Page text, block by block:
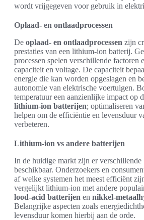
wordt vrijgegeven voor gebruik in
Oplaad- en ontlaadprocessen
De oplaad- en ontlaadprocessen zijn
prestaties van een lithium-ion batterij.
processen spelen verschillende factoren
capaciteit en voltage. De capaciteit
energie die kan worden opgeslagen en
autonomie van elektrische voertuigen.
temperatuur een aanzienlijke impact op
lithium-ion batterijen; optimaliseren
helpen om de efficiëntie en levensduur
verbeteren.
Lithium-ion vs andere batterijen
In de huidige markt zijn er verschillende
beschikbaar. Onderzoekers en
af welke systemen het meest efficiënt
vergelijkt lithium-ion met andere
lood-acid batterijen en nikkel-
Belangrijke aspecten zoals
levensduur komen hierbij aan de orde.